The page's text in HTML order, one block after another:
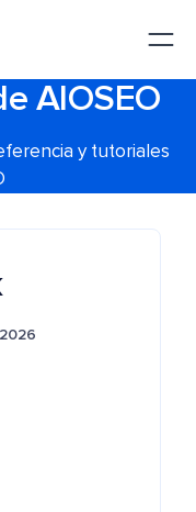
AIOSEO
y tutoriales